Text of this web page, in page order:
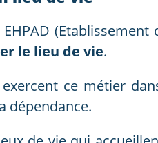
le lieu de vie.
ce métier
dépendance.